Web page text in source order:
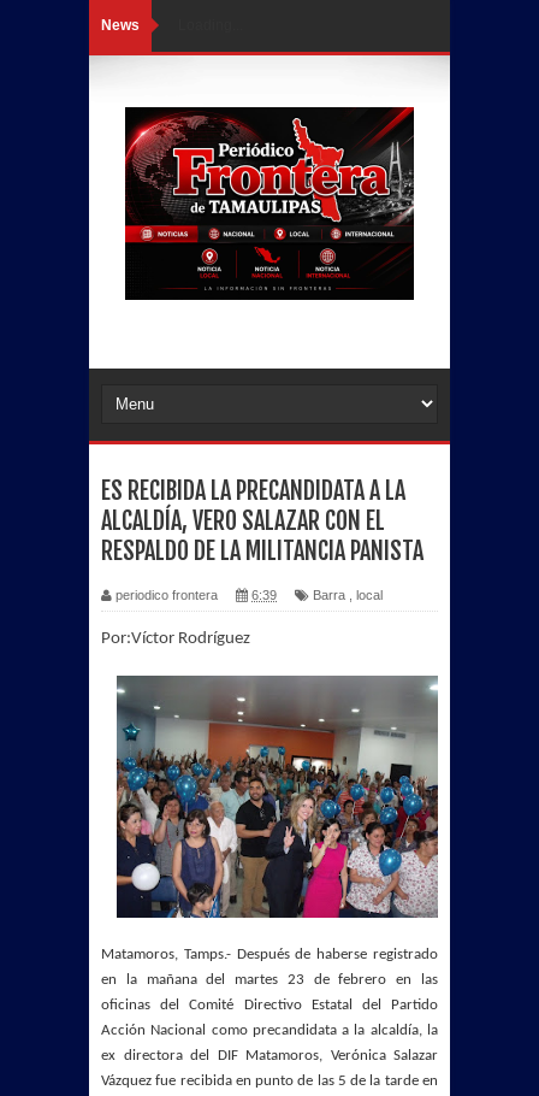
News
ES RECIBIDA LA PRECANDIDATA A LA
ALCALDÍA, VERO SALAZAR CON EL
RESPALDO DE LA MILITANCIA PANISTA
periodico frontera 6:39 Barra local
Por:Víctor Rodríguez
Matamoros, Tamps.- Después de haberse registrado
en la mañana del martes 23 de febrero en las
oficinas del Comité Directivo Estatal del Partido
Acción Nacional como precandidata a la alcaldía, la
ex directora del DIF Matamoros, Verónica Salazar
Vázquez fue recibida en punto de las 5 de la tarde en